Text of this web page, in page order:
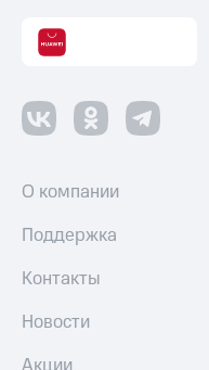
О компании
Поддержка
Контакты
Новости